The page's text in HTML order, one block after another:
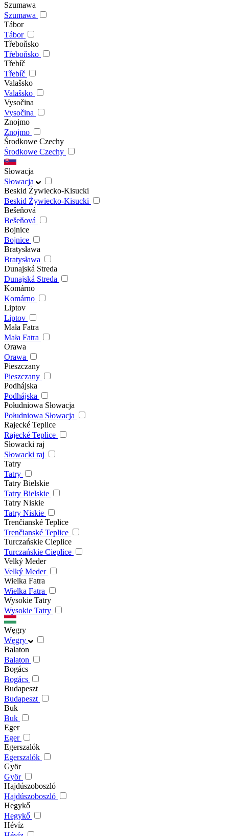
Szumawa
Szumawa
Tábor
Tábor
Třeboňsko
Třeboňsko
Třebíč
Třebíč
Valašsko
Valašsko
Vysočina
Vysočina
Znojmo
Znojmo
Środkowe Czechy
Środkowe Czechy
Słowacja
Słowacja
Beskid Żywiecko-Kisucki
Beskid Żywiecko-Kisucki
Bešeňová
Bešeňová
Bojnice
Bojnice
Bratysława
Bratysława
Dunajská Streda
Dunajská Streda
Komárno
Komárno
Liptov
Liptov
Mała Fatra
Mała Fatra
Orawa
Orawa
Pieszczany
Pieszczany
Podhájska
Podhájska
Południowa Słowacja
Południowa Słowacja
Rajecké Teplice
Rajecké Teplice
Słowacki raj
Słowacki raj
Tatry
Tatry
Tatry Bielskie
Tatry Bielskie
Tatry Niskie
Tatry Niskie
Trenčianské Teplice
Trenčianské Teplice
Turczańskie Cieplice
Turczańskie Cieplice
Velký Meder
Velký Meder
Wielka Fatra
Wielka Fatra
Wysokie Tatry
Wysokie Tatry
Węgry
Węgry
Balaton
Balaton
Bogács
Bogács
Budapeszt
Budapeszt
Buk
Buk
Eger
Eger
Egerszalók
Egerszalók
Györ
Györ
Hajdúszoboszló
Hajdúszoboszló
Hegykő
Hegykő
Hévíz